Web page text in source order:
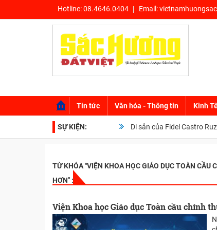
Hotline:08.4646.0404 Email:
Tin tức Văn hóa - Thông tin Kinh
SỰ KIỆN: Di sản của Fidel Castro Ruz:
TỪ KHÓA "VIỆN KHOA HỌC GIÁO DỤC TOÀN CẦU
HƠN" :
Viện Khoa học Giáo dục Toàn cầu chính